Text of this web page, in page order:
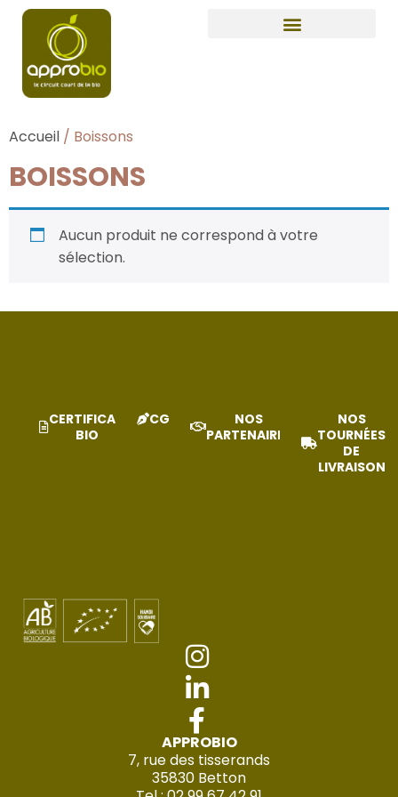
Accueil / Boissons
BOISSONS
Aucun produit ne correspond à votre
sélection.
CERTIFICAT
BIO
CGV
NOS
PARTENAIRES
NOS
TOURNÉES
DE
LIVRAISON
APPROBIO
7, rue des tisserands
35830 Betton